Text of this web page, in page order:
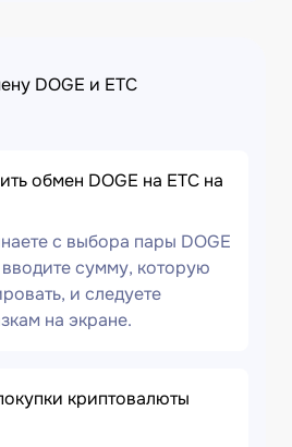
DOGE и ETC
обмен DOGE на ETC на
с выбора пары DOGE
сумму, которую
и следуете
на экране.
криптовалюты